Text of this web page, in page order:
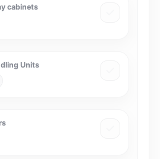
cabinets
Units